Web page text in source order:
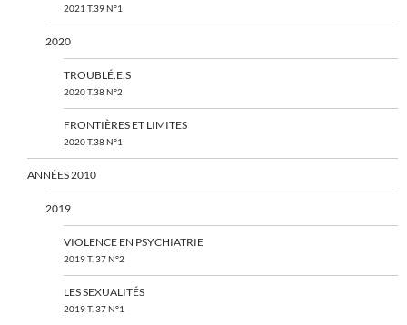
2021 T.39 N°1
2020
TROUBLÉ.E.S
2020 T.38 N°2
FRONTIÈRES ET LIMITES
2020 T.38 N°1
ANNÉES 2010
2019
VIOLENCE EN PSYCHIATRIE
2019 T. 37 N°2
LES SEXUALITÉS
2019 T. 37 N°1